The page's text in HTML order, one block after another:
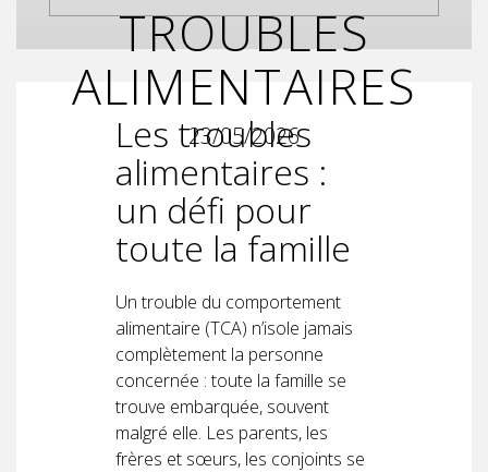
TROUBLES
ALIMENTAIRES
23/05/2026
Les troubles
alimentaires :
un défi pour
toute la famille
Un trouble du comportement
alimentaire (TCA) n’isole jamais
complètement la personne
concernée : toute la famille se
trouve embarquée, souvent
malgré elle. Les parents, les
frères et sœurs, les conjoints se